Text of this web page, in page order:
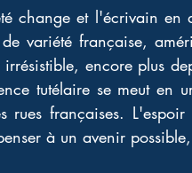
change et l'écrivain en
de variété française,
encore plus
tutélaire se meut en
rues françaises.
à un avenir